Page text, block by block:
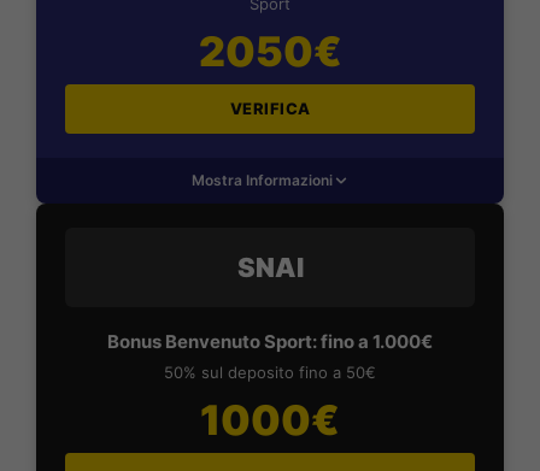
2050€
VERIFICA
Mostra Informazioni
SNAI
Bonus Benvenuto Sport: fino a 1.000€
50% sul deposito fino a 50€
1000€